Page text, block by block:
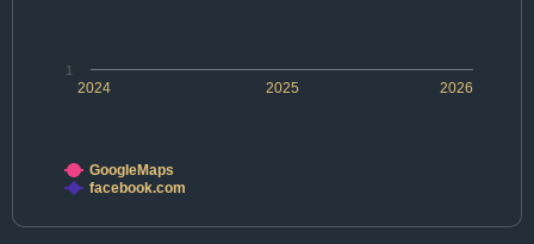
2024 2025 2026
1
GoogleMaps
facebook.com